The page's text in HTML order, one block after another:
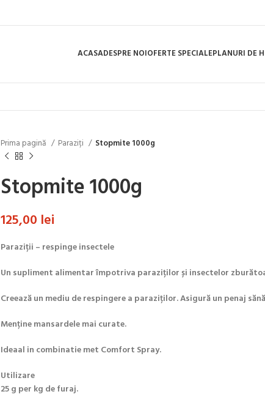
ACASADESPRE NOIOFERTE SPECIALEPLANURI DE
Prima pagină Paraziți Stopmite 1000g
Stopmite 1000g
125,00 lei
Paraziții – respinge insectele
Un supliment alimentar împotriva paraziților și insectelor
Creează un mediu de respingere a paraziților. Asigură un penaj
Menține mansardele mai curate.
Ideaal in combinatie met Comfort Spray.
Utilizare
25 g per kg de furaj.